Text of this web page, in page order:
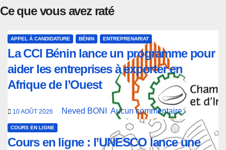
Ce que vous avez raté
APPEL À CANDIDATURE BÉNIN ENTREPRENARIAT
La CCI Bénin lance un programme pour
aider les entreprises à exporter en
Afrique de l’Ouest
10 AOÛT 2026 Neved BONI Aucun commentaire
COURS EN LIGNE
Cours en ligne : l’UNESCO lance une